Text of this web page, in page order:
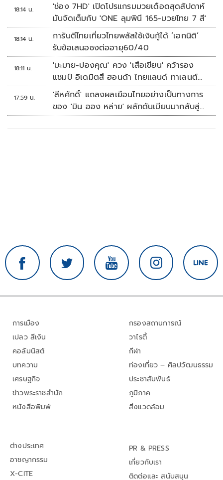
18:14 น.
'ช่อง 7HD' เปิดโปรแกรมมวยเดือดสุดสัปดาห์
มันจัดเต็มกับ 'ONE ลุมพินี 165-มวยไทย 7 สี'
18:14 น.
การันตีไทยเที่ยวไทยพลัสใช้เงินกู้ได้ ‘เอกนิติ’
รับข้อเสนอชงต่ออายุ60/40
18:11 น.
'มะมาย-ปองคุณ' ควง 'เสือเขียน' คว้ารอง
แชมป์ อิเดมิตสึ ฮอนด้า ไทยแลนด์ ทาเลนต์
คัพ สนาม 3
17:59 น.
'สีหศักดิ์' แถลงผลเยือนไทยอย่างเป็นทางการ
ของ 'มิน ออง หล่าย' ผลักดันเมียนมากลับสู่
อาเซียน
การเมือง
เปลว สีเงิน
คอลัมนิสต์
บทความ
เศรษฐกิจ
ข่าวพระราชสำนัก
หนังสือพิมพ์
กรองสถานการณ์
วาไรตี้
กีฬา
ท่องเที่ยว – ศิลปวัฒนธรรม
ประชาสัมพันธ์
ภูมิภาค
สิ่งแวดล้อม
ต่างประเทศ
อาชญากรรม
X-CITE
PR & PRESS
เกี่ยวกับเรา
ติดต่อและ สนับสนุน